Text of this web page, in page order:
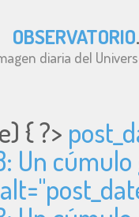
OBSERVATORIO
diaria del
{ ?>
Un